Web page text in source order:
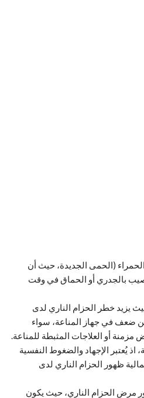
(الحمى الجديدة، حيث أن
بالجدري أو الحماق في وقت
يزيد خطر الحزام الناري لدى
ضعف في جهاز المناعة، سواء
أو العلاجات المثبطة للمناعة.
اذ يُعتبر الإجهاد والضغوط النفسية
ظهور الحزام الناري لدى
مرض الحزام الناري، حيث يكون